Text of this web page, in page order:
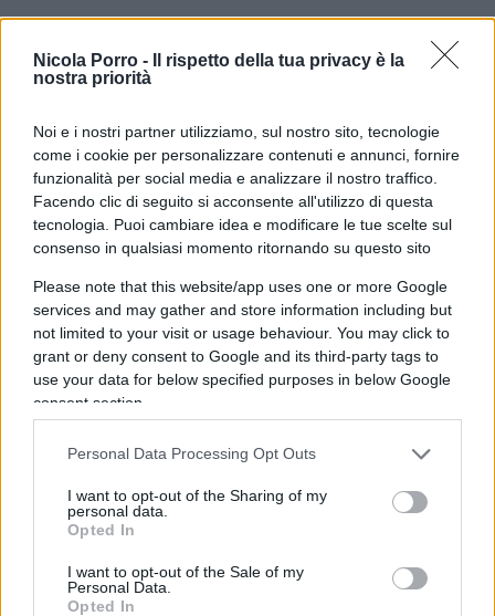
Nicola Porro -
Il rispetto della tua privacy è la
nostra priorità
Noi e i nostri partner utilizziamo, sul nostro sito, tecnologie
come i cookie per personalizzare contenuti e annunci, fornire
funzionalità per social media e analizzare il nostro traffico.
Facendo clic di seguito si acconsente all'utilizzo di questa
tecnologia. Puoi cambiare idea e modificare le tue scelte sul
consenso in qualsiasi momento ritornando su questo sito
Please note that this website/app uses one or more Google
services and may gather and store information including but
not limited to your visit or usage behaviour. You may click to
grant or deny consent to Google and its third-party tags to
use your data for below specified purposes in below Google
consent section.
Personal Data Processing Opt Outs
I want to opt-out of the Sharing of my
personal data.
Opted In
I want to opt-out of the Sale of my
Personal Data.
Opted In
detto chiaro chiaro al ministro di Maio: “Vorrei che
il ministro riflettesse per le prossime volte,
questo diventa pubblicità ingannevole quando
non si verifica”.Cosa è accaduto? Semplice: Di
Maio in settembre aveva diffuso un video
messaggio nel quale dava come una cosa
dava per certa anche la installazione delle
centraline, ma il professor Marescotti, dati ufficiali
alla mano, ha dimostrato al ministro che le
emissioni non sono diminuite bensì aumentate, le
centraline non sono state installate e così il video
messaggio con le sue notizie false si è rivelato
chiede: se questo è il metodo di lavoro del
ministro del Lavoro e dello Sviluppo che cosa ci si
può attendere dal governo? Bugie.